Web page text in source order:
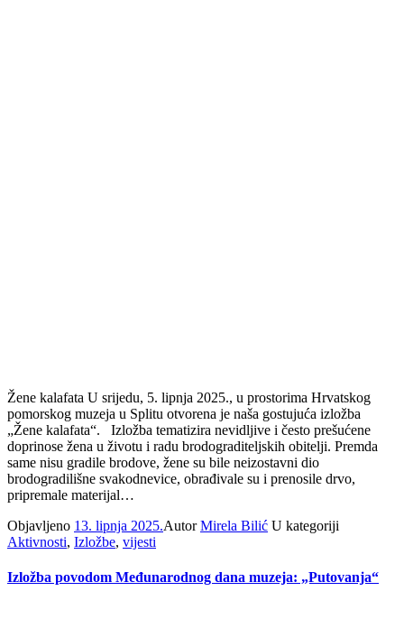
Žene kalafata U srijedu, 5. lipnja 2025., u prostorima Hrvatskog
pomorskog muzeja u Splitu otvorena je naša gostujuća izložba
„Žene kalafata“. Izložba tematizira nevidljive i često prešućene
doprinose žena u životu i radu brodograditeljskih obitelji. Premda
same nisu gradile brodove, žene su bile neizostavni dio
brodogradilišne svakodnevice, obrađivale su i prenosile drvo,
pripremale materijal…
Objavljeno 13. lipnja 2025.AutorMirela Bilić U kategoriji
Aktivnosti, Izložbe, vijesti
Izložba povodom Međunarodnog dana muzeja: „Putovanja“